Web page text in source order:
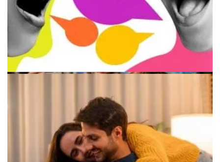
Молодая пара задумчиво смотрит в разные стороны
Знак вопроса над влюбленной парой